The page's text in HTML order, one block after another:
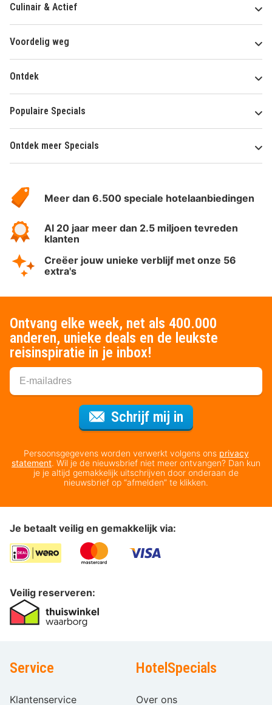
Culinair & Actief
Voordelig weg
Ontdek
Populaire Specials
Ontdek meer Specials
HotelSpecials
Meer dan 6.500 speciale hotelaanbiedingen
Al 20 jaar meer dan 2.5 miljoen tevreden
klanten
Creëer jouw unieke verblijf met onze 56
extra's
Ontvang elke week, net als 400.000
anderen, unieke deals en de leukste
reisinspiratie in je inbox!
Schrijf mij in
Persoonsgegevens worden verwerkt volgens ons privacy
statement. Wil je de nieuwsbrief niet meer ontvangen? Dan kun
je je altijd gemakkelijk uitschrijven door onderaan de
nieuwsbrief op “afmelden” te klikken.
Je betaalt veilig en gemakkelijk via:
Veilig reserveren:
Service
Klantenservice
HotelSpecials
Over ons